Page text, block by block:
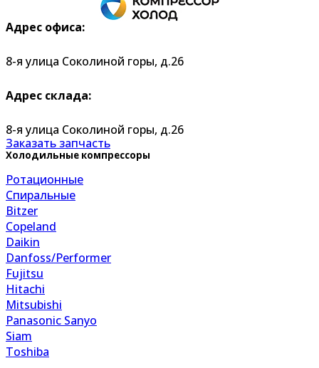
Адрес офиса:
8-я улица Соколиной горы, д.26
Адрес склада:
8-я улица Соколиной горы, д.26
Заказать запчасть
Холодильные компрессоры
Ротационные
Спиральные
Bitzer
Copeland
Daikin
Danfoss/Performer
Fujitsu
Hitachi
Mitsubishi
Panasonic Sanyo
Siam
Toshiba